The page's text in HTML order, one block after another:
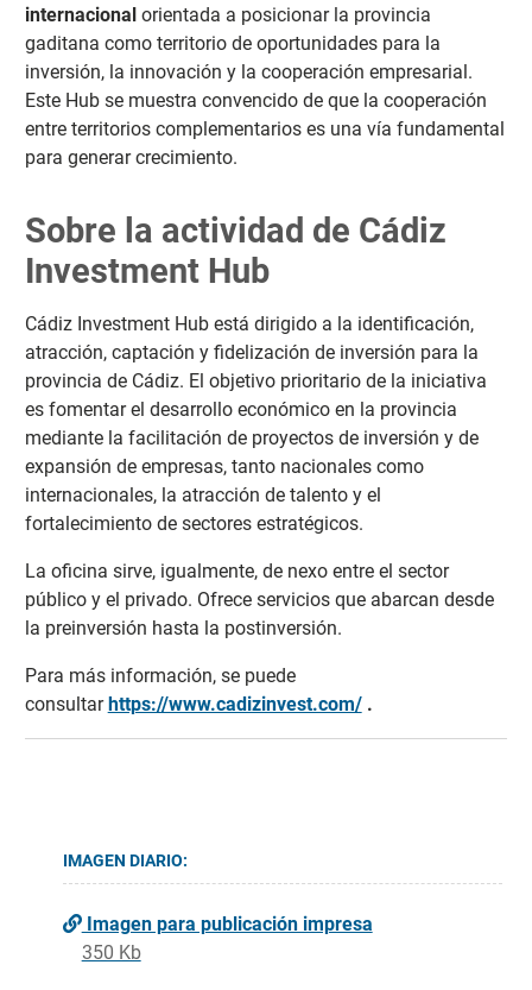
internacionalorientada a posicionar la provincia
gaditana como territorio de oportunidades para la
inversión, la innovación y la cooperación empresarial.
Este Hub se muestra convencido de que la cooperación
entre territorios complementarios es una vía fundamental
para generar crecimiento.
Sobre la actividad de Cádiz
Investment Hub
Cádiz Investment Hub está dirigido a la identificación,
atracción, captación y fidelización de inversión para la
provincia de Cádiz. El objetivo prioritario de la iniciativa
es fomentar el desarrollo económico en la provincia
mediante la facilitación de proyectos de inversión y de
expansión de empresas, tanto nacionales como
internacionales, la atracción de talento y el
fortalecimiento de sectores estratégicos.
La oficina sirve, igualmente, de nexo entre el sector
público y el privado. Ofrece servicios que abarcan desde
la preinversión hasta la postinversión.
Para más información, se puede
consultarhttps://www.cadizinvest.com/.
IMAGEN DIARIO:
Imagen para publicación impresa
350 Kb